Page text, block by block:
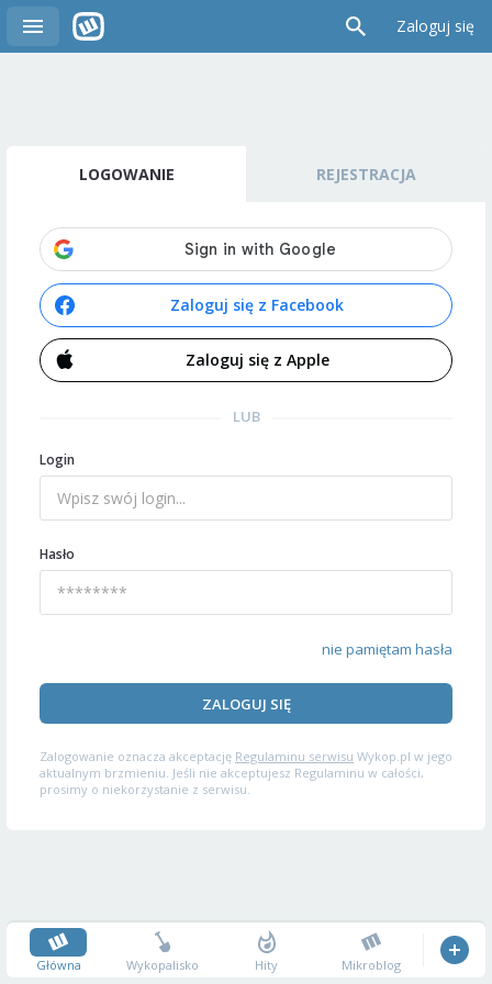
Zaloguj się
LOGOWANIE REJESTRACJA
Zaloguj się z Facebook
Zaloguj się z Apple
LUB
Login
Hasło
nie pamiętam hasła
ZALOGUJ SIĘ
Zalogowanie oznacza akceptację Regulaminu serwisu Wykop.pl w jego
aktualnym brzmieniu. Jeśli nie akceptujesz Regulaminu w całości,
prosimy o niekorzystanie z serwisu.
Główna Wykopalisko Hity Mikroblog